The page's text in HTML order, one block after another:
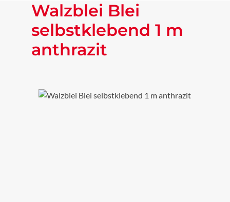
Walzblei Blei
selbstklebend 1 m
anthrazit
Bildergalerie überspringen